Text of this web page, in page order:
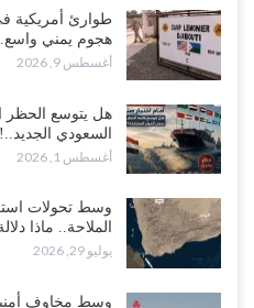
طوارئ أمريكية
هجوم يمني
أغسطس 9, 2026
هل يتوسع الحظر
السعودي الجديد..!
أغسطس 1, 2026
وسط تحولات
الملاحة.. ماذا
يوليو 29, 2026
وسط مخاوف